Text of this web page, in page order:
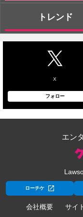
トレンド
X
フォロー
エン
ローチケ
会社概要 サイ